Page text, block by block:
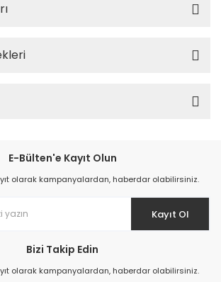
E-Bülten'e Kayıt Olun
olarak kampanyalardan, haberdar olabilirsiniz.
Kayıt Ol
Bizi Takip Edin
olarak kampanyalardan, haberdar olabilirsiniz.